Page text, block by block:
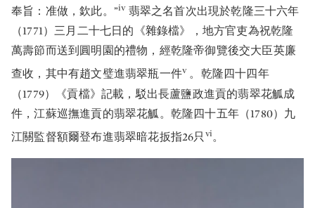
奉旨：准做，欽此。”iv翡翠之名首次出現於乾隆三十六年
（1771）三月二十七日的《雜錄檔》，地方官吏為祝乾隆
萬壽節而送到圓明園的禮物，經乾隆帝御覽後交大臣英廉
查收，其中有趙文璧進翡翠瓶一件v。乾隆四十四年
（1779）《貢檔》記載，駁出長蘆鹽政進貢的翡翠花觚成
件，江蘇巡撫進貢的翡翠花觚。乾隆四十五年（1780）九
江關監督額爾登布進翡翠暗花扳指26只vi。